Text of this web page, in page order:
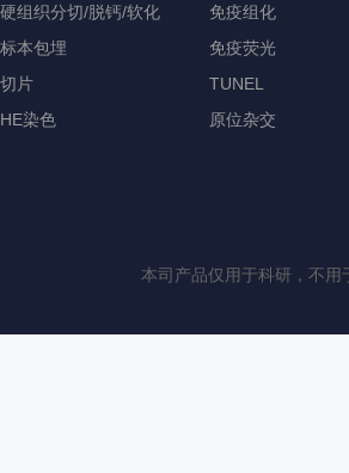
硬组织分切/脱钙/软化
标本包埋
切片
HE染色
免疫组化
免疫荧光
TUNEL
原位杂交
本司产品仅用于科研，不